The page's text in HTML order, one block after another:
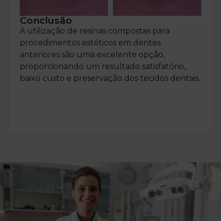
Conclusão
A utilização de resinas compostas para
procedimentos estéticos em dentes
anteriores são uma excelente opção,
proporcionando um resultado satisfatório,
baixo custo e preservação dos tecidos dentais.